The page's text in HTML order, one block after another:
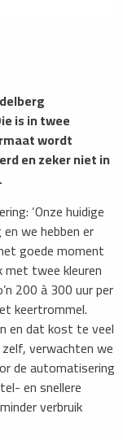
is in twee
wordt
en zeker niet in
‘Onze huidige
we hebben er
goede moment
met twee kleuren
200 à 300 uur per
keertrommel.
en dat kost te veel
verwachten we
de automatisering
en snellere
verbruik